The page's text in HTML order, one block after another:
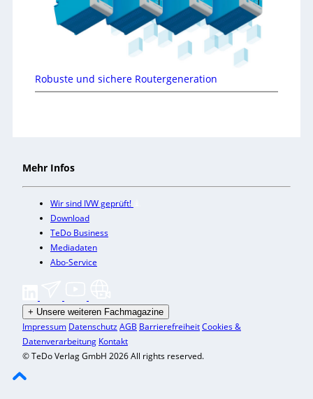
Robuste und sichere Routergeneration
Mehr Infos
Wir sind IVW geprüft!
Download
TeDo Business
Mediadaten
Abo-Service
+ Unsere weiteren Fachmagazine
Impressum DatenschutzAGB BarrierefreiheitCookies &
Datenverarbeitung Kontakt
© TeDo Verlag GmbH 2026 All rights reserved.